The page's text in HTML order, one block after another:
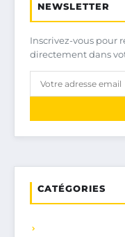
NEWSLETTER
Inscrivez-vous pour
directement dans
CATÉGORIES